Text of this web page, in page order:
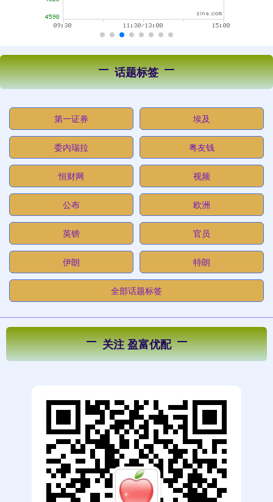
话题标签
第一证券 埃及
委内瑞拉 粤友钱
恒财网 视频
公布 欧洲
英镑 官员
伊朗 特朗
全部话题标签
关注 盈富优配